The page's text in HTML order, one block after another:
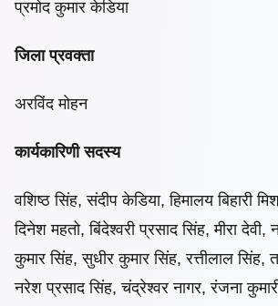
प्रमोद कुमार केडिया
जिला प्रवक्ता
अरविंद मोहन
कार्यकारिणी सदस्य
वशिष्ठ सिंह, संदीप केडिया, हिमालय बिहारी
दिनेश महतो, बिंदेश्वरी प्रसाद सिंह, मीरा
कुमार सिंह, सुधीर कुमार सिंह, रत्तीलाल सिंह,
नरेश प्रसाद सिंह, चंद्रेश्वर नागर, रंजना